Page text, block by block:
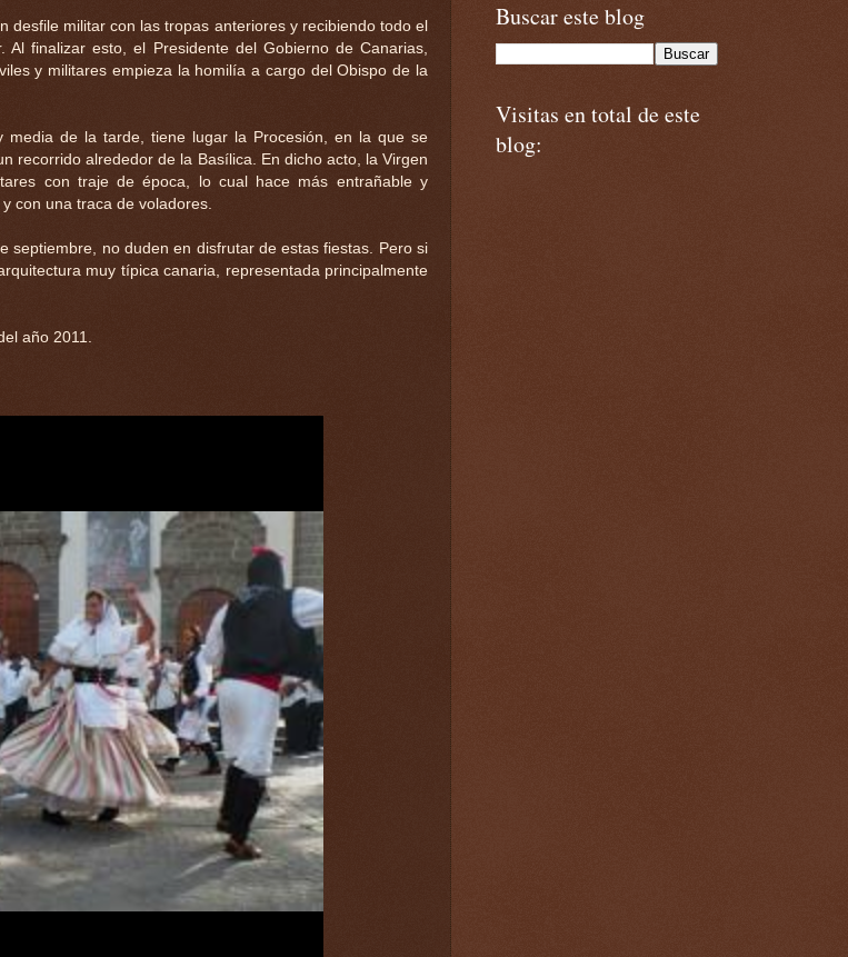
desfile militar con las tropas anteriores y recibiendo todo el
Al finalizar esto, el Presidente del Gobierno de Canarias,
y militares empieza la homilía a cargo del Obispo de la
media de la tarde, tiene lugar la Procesión, en la que se
recorrido alrededor de la Basílica. En dicho acto, la Virgen
con traje de época, lo cual hace más entrañable y
con una traca de voladores.
septiembre, no duden en disfrutar de estas fiestas. Pero si
muy típica canaria, representada principalmente
año 2011.
Buscar este blog
Visitas en total de este
blog: